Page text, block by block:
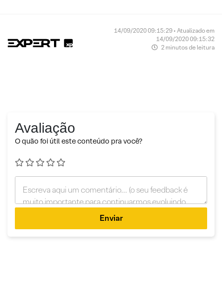
14/09/2020 09:15:29 • Atualizado em
14/09/2020 09:15:32
2 minutos de leitura
Avaliação
O quão foi útil este conteúdo pra você?
Enviar